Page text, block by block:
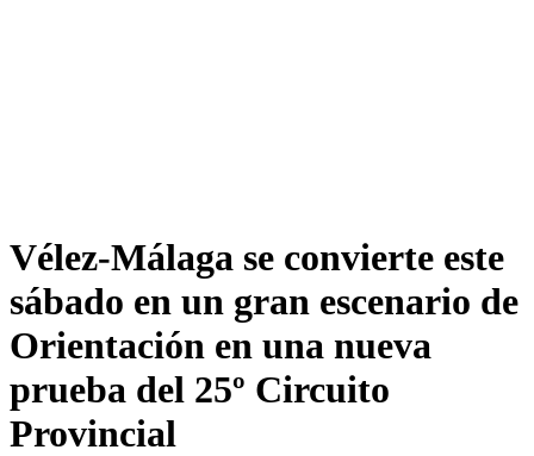
Vélez-Málaga se convierte este
sábado en un gran escenario de
Orientación en una nueva
prueba del 25º Circuito
Provincial